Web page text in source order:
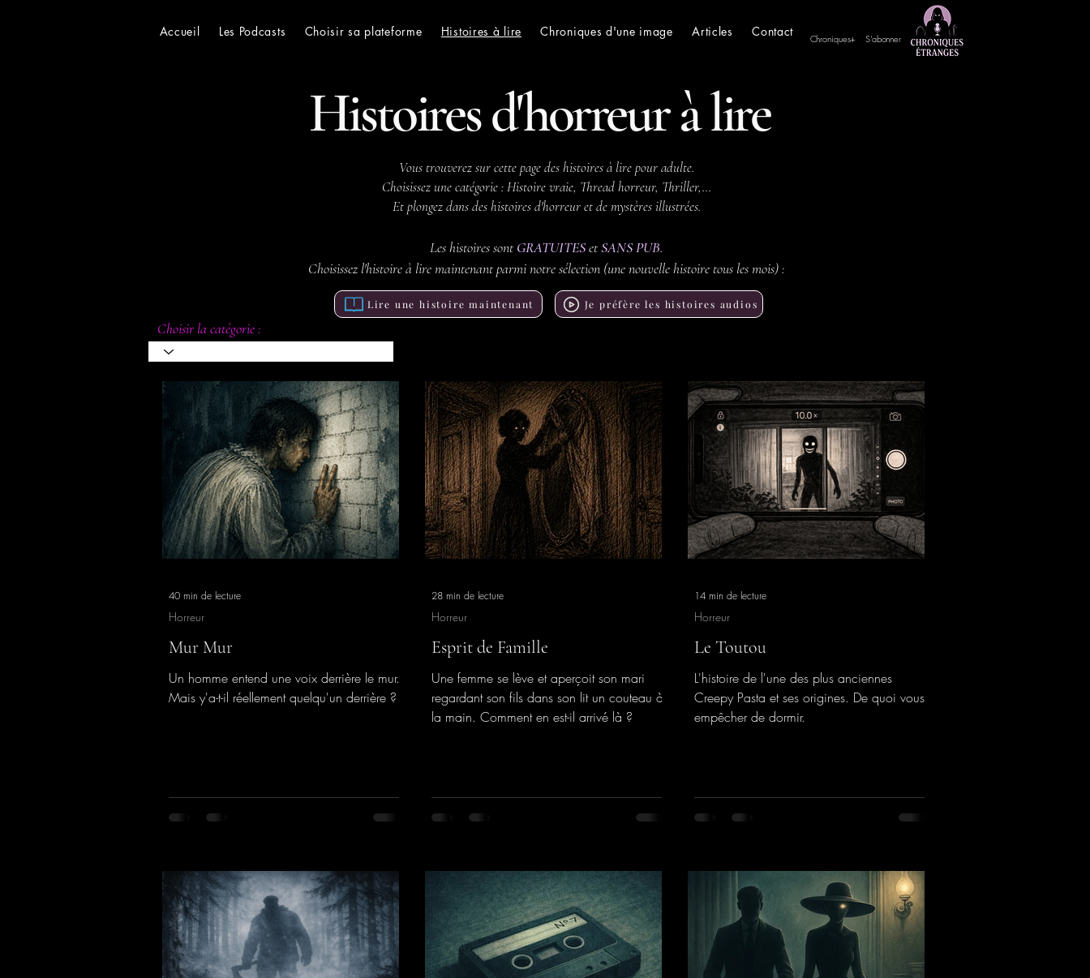
Accueil Les Podcasts Choisir sa plateforme Histoires à lire Chroniques d'une image Articles Contact S'abonner
Chroniques+
Histoires d'horreur à lire
Vous trouverez sur cette page des histoires à lire pour adulte.
Choisissez une catégorie : Histoire vraie, Thread horreur, Thriller,...
Et plongez dans des histoires d'horreur et de mystères illustrées.
Les histoires sont GRATUITES etSANS PUB.
Choisissez l'histoire à lire maintenant parmi notre sélection (une nouvelle histoire tous les mois) :
Lire une histoire maintenant
Catégories
Choisir la catégorie :
Je préfère les histoires audios
Mur Mur
Un homme entend une voix derrière le mur.
Mais y'a-t-il réellement quelqu'un derrière ?
Horreur
40 min de lecture
Esprit de Famille
Une femme se lève et aperçoit son mari
regardant son fils dans son lit un couteau à
la main. Comment en est-il arrivé là ?
Horreur
28 min de lecture
Le Toutou
L'histoire de l'une des plus anciennes
Creepy Pasta et ses origines. De quoi vous
empêcher de dormir.
Horreur
14 min de lecture